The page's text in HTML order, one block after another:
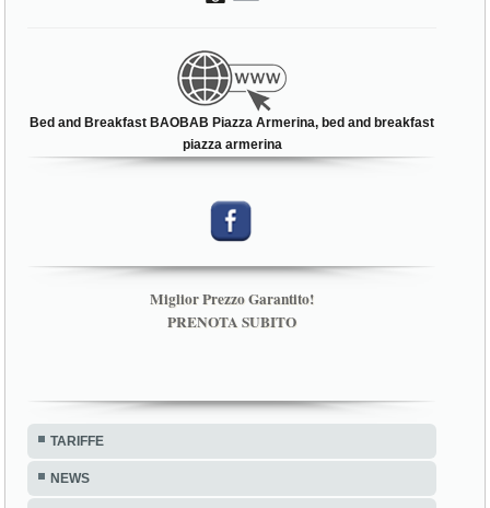
Bed and Breakfast BAOBAB Piazza Armerina, bed and breakfast
piazza armerina
Miglior Prezzo Garantito!
PRENOTA SUBITO
TARIFFE
NEWS